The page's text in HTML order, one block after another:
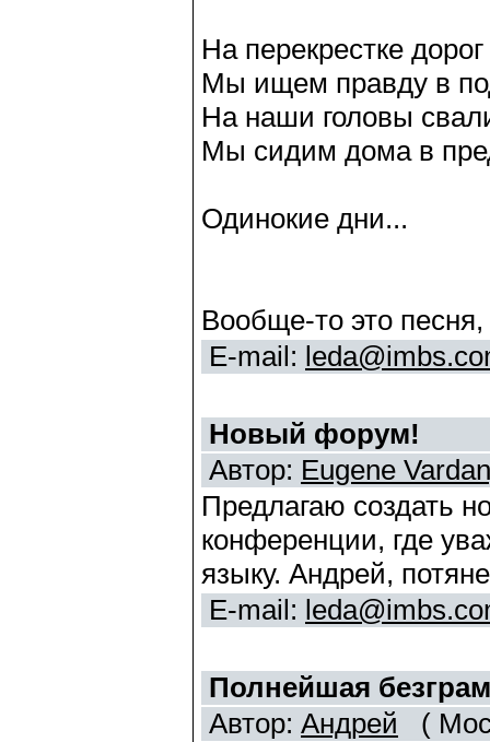
Hа перекрестке
Мы ищем правду в
На наши головы
Мы сидим дома в
Одинокие дни...
Вообще-то это
E-mail:
Новый форум!
Автор: Eugene
Предлагаю создать
конференции, где
языку. Андрей,
E-mail:
Полнейшая
Автор: Андрей (